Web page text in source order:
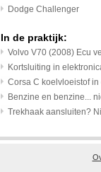
Dodge Challenger
In de praktijk:
Volvo V70 (2008) Ecu
Kortsluiting in
Corsa C koelvloeistof in
Benzine en benzine...
Trekhaak aansluiten?